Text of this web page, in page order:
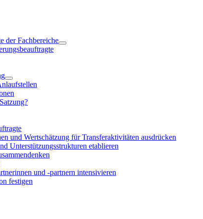
der Fachbereiche
und Wertschätzung für Transferaktivitäten ausdrücken
Unterstützungsstrukturen etablieren
und -partnern intensivieren
festigen